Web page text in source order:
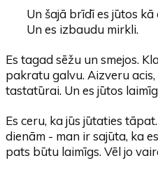
Un šajā brīdī es jūtos kā
Un es izbaudu mirkli.
Es tagad sēžu un smejos.
pakratu galvu. Aizveru
tastatūrai. Un es jūtos
Es ceru, ka jūs jūtaties
dienām - man ir sajūta, ka
pats būtu laimīgs. Vēl jo